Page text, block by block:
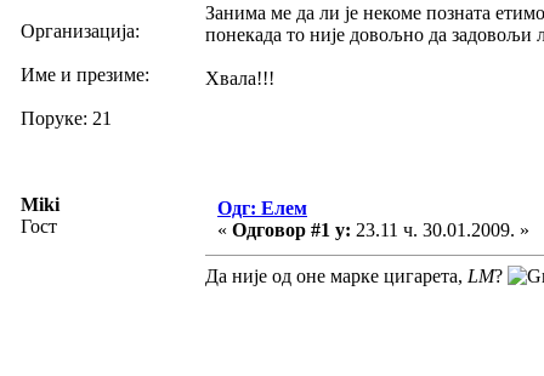
Организација:
Име и презиме:
Поруке: 21
Занима ме да ли је некоме позната
понекада то није довољно да задовољи
Хвала!!!
Miki
Гост
Одг: Елем
« Одговор #1 у: 23.11 ч. 30.01.2009. »
Да није од оне марке цигарета, LM?